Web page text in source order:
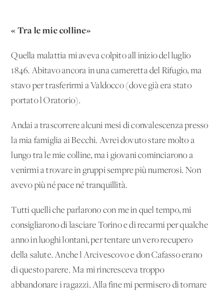
« Tra le mie colline»
Quella malattia mi aveva colpito all'inizio del luglio
1846. Abitavo ancora in una cameretta del Rifugio, ma
stavo per trasferirmi a Valdocco (dove già era stato
portato l'Oratorio).
Andai a trascorrere alcuni mesi di convalescenza presso
la mia famiglia ai Becchi. Avrei dovuto stare molto a
lungo tra le mie colline, ma i giovani cominciarono a
venirmi a trovare in gruppi sempre più numerosi. Non
avevo più né pace né tranquillità.
Tutti quelli che parlarono con me in quel tempo, mi
consigliarono di lasciare Torino e di recarmi per qualche
anno in luoghi lontani, per tentare un vero recupero
della salute. Anche l'Arcivescovo e don Cafasso erano
di questo parere. Ma mi rincresceva troppo
abbandonare i ragazzi. Alla fine mi permisero di tornare